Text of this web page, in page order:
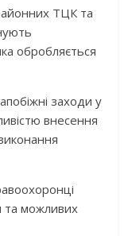
ТЦК та
обробляється
заходи у
внесення
та можливих